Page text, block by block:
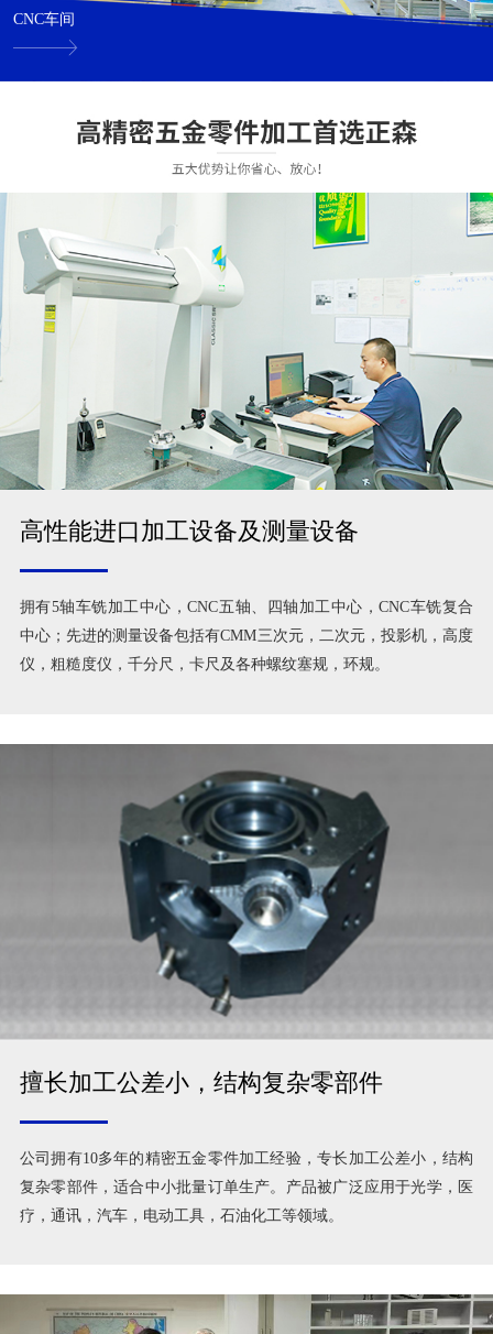
CNC车间
高性能进口加工设备及测量设备
拥有5轴车铣加工中心，CNC五轴、四轴加工中心，CNC车铣复合
中心；先进的测量设备包括有CMM三次元，二次元，投影机，高度
仪，粗糙度仪，千分尺，卡尺及各种螺纹塞规，环规。
擅长加工公差小，结构复杂零部件
公司拥有10多年的精密五金零件加工经验，专长加工公差小，结构
复杂零部件，适合中小批量订单生产。产品被广泛应用于光学，医
疗，通讯，汽车，电动工具，石油化工等领域。